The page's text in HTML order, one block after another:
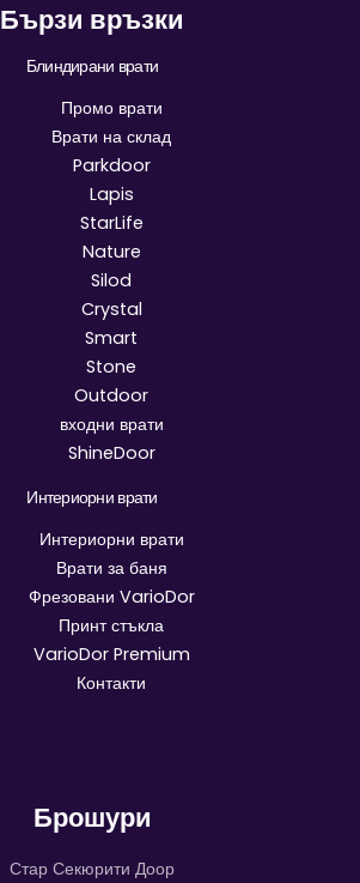
Бързи връзки
Блиндирани врати
Промо врати
Врати на склад
Parkdoor
Lapis
StarLife
Nature
Silod
Crystal
Smart
Stone
Outdoor
входни врати
ShineDoor
Интериорни врати
Интериорни врати
Врати за баня
Фрезовани VarioDor
Принт стъкла
VarioDor Premium
Контакти
Брошури
Стар Секюрити Доор